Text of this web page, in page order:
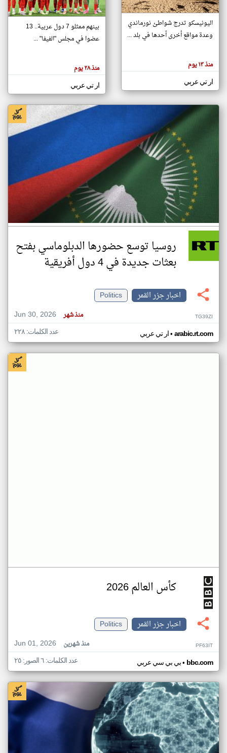
تغيير الدولة
اخبار جزر القمر على مدار الساعة
أهم اخبار جزر القمر العاجلة والمباشرة
هنا عن
وجهة
كاتبيها.
اليونيسكو تدرج شواطئ نورماندي
وعدة مواقع أخرى أحدها في بلد ...
منذ ١٣ يوم
ار تي عربي
بينهم ممثلو 7 دول عربية.. 13
عضوا في مجلس "الفيفا" ...
منذ ٢٨ يوم
ار تي عربي
روسيا توسع حضورها الدبلوماسي بفتح
بعثات جديدة في 4 دول أفريقية
اخبار جزر القمر
Politics
Jun 30, 2026
منذ شهر TG39ZI
ار تي عربي• arabic.rt.com عدد الكلمات: ٢٢٨
كأس العالم 2026
اخبار جزر القمر
Politics
Jun 01, 2026
منذ شهرين PF63IT
بي بي سي عربي• bbc.com عدد الكلمات: ٦ الصور: ٢٥
klyoum.com